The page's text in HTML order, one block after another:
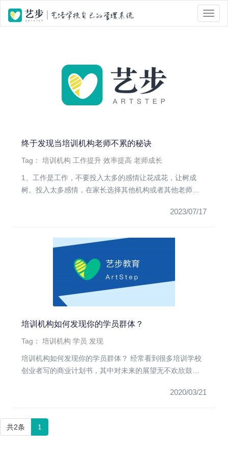
位置 : 首页 > Tag 标签页面 > 发现
终于发现当培训机构老师不累的秘诀
Tag：培训机构 工作提升 效率提高 老师成长
1、工作是工作，不要投入太多的感情让花成花，让树成
树。投入太多感情，在家长选择其他机构或者其他老师的
2023/07/17
培训机构如何发现你的学员群体？
Tag：培训机构 学员 发现
培训机构如何发现你的学员群体？ 经常看到很多培训学校
创业者写的商业计划书，其中对未来的展望无不欢欣鼓
2020/03/21
共2条 1